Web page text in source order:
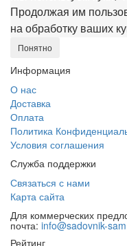
Продолжая им
на обработку ваших
Понятно
Информация
О нас
Доставка
Оплата
Политика
Условия соглашения
Служба поддержки
Связаться с нами
Карта сайта
Для коммерческих
почта: info@sadovnik-
Рейтинг